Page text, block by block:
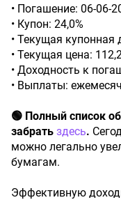
• Погашение: 06-06-
• Купон: 24,0%
• Текущая купонная
• Текущая цена:
• Доходность к
• Выплаты:
🟢 Полный список
забрать здесь.
можно легально
бумагам.
Эффективную